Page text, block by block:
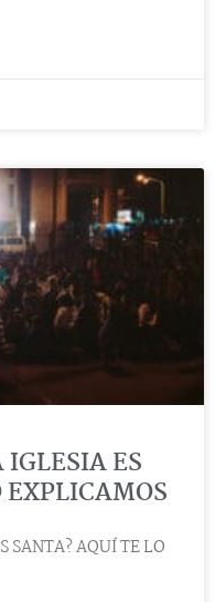
IGLESIA ES
SANTA? AQUÍ TE LO